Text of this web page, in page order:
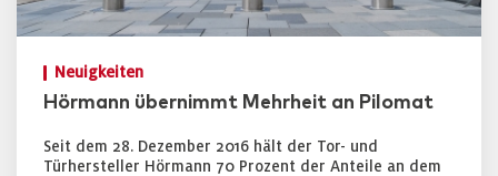
Neuigkeiten
Hörmann übernimmt Mehrheit an Pilomat
Seit dem 28. Dezember 2016 hält der Tor- und
Türhersteller Hörmann 70 Prozent der Anteile an dem